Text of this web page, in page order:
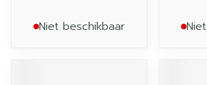
Niet beschikbaar